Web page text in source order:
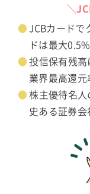
＼
JCBカード
ドは最大
投信保有残高
業界最高還元
株主優待名人
史ある証券会